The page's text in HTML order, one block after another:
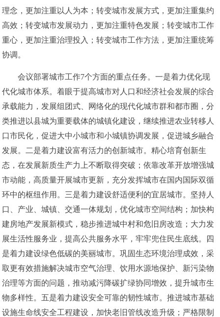
理念，更加注重以人为本；转变城市发展方式，更加注重集约
高效；转变城市发展动力，更加注重特色发展；转变城市工作
重心，更加注重治理投入；转变城市工作方法，更加注重统筹
协调。
会议部署城市工作7个方面的重点任务。一是着力优化现
代化城市体系。着眼于提高城市对人口和经济社会发展的综合
承载能力，发展组团式、网络化的现代化城市群和都市圈，分
类推进以县城为重要载体的城镇化建设，继续推进农业转移人
口市民化，促进大中小城市和小城镇协调发展，促进城乡融合
发展。二是着力建设富有活力的创新城市。精心培育创新生
态，在发展新质生产力上不断取得突破；依靠改革开放增强城
市动能，高质量开展城市更新，充分发挥城市在国内国际双循
环中的枢纽作用。三是着力建设舒适便利的宜居城市。坚持人
口、产业、城镇、交通一体规划，优化城市空间结构；加快构
建房地产发展新模式，稳步推进城中村和危旧房改造；大力发
展生活性服务业，提高公共服务水平，牢牢兜住民生底线。四
是着力建设绿色低碳的美丽城市。巩固生态环境治理成效，采
取更有效措施解决城市空气治理、饮用水源地保护、新污染物
治理等方面的问题，推动减污降碳扩绿协同增效，提升城市生
物多样性。五是着力建设安全可靠的韧性城市。推进城市基础
设施生命线安全工程建设，加快老旧管线改造升级；严格限制